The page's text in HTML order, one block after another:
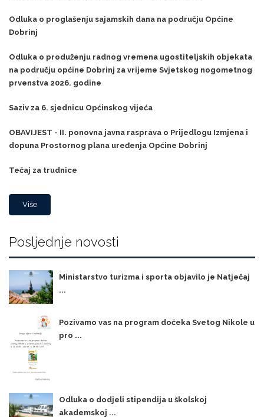
Odluka o proglašenju sajamskih dana na području Općine
Dobrinj
Odluka o produženju radnog vremena ugostiteljskih objekata
na području općine Dobrinj za vrijeme Svjetskog nogometnog
prvenstva 2026. godine
Saziv za 6. sjednicu Općinskog vijeća
OBAVIJEST - II. ponovna javna rasprava o Prijedlogu Izmjena i
dopuna Prostornog plana uređenja Općine Dobrinj
Tečaj za trudnice
Više
Posljednje novosti
Ministarstvo turizma i sporta objavilo je Natječaj
...
Pozivamo vas na program dočeka Svetog Nikole u
pro ...
Odluka o dodjeli stipendija u školskoj
akademskoj ...